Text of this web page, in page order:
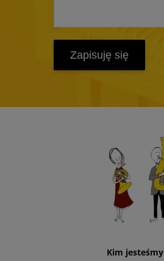
Zapisuję się
Kim jesteśmy